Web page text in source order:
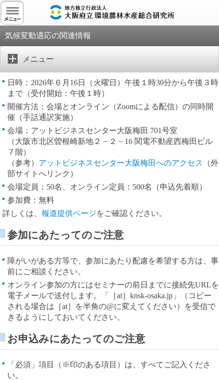
気候変動適応の関連情報
メニュー
日時：2026年６月16日（火曜日）午後１時30分から午後３時
まで（受付開始：午後１時）
開催方法：会場とオンライン（Zoomによる配信）の同時開
催（手話通訳実施）
会場：アットビジネスセンター大阪梅田 701号室
（大阪市北区曽根崎新地２－２－16 関電不動産西梅田ビル
７階）
（参考） アットビジネスセンター大阪梅田へのアクセス
（外
部サイトへリンク）
会場定員：50名、オンライン定員：500名（申込先着順）
参加費：無料
詳しくは、 報道提供ページをご確認ください。
参加にあたってのご注意
障がいがある方等で、参加にあたり配慮を希望する方は、事
前にご相談ください。
オンライン参加の方にはセミナーの前日までに接続先URLを
電子メールで送付します。「［at］knsk-osaka.jp」（コピー
される場合は［at］を半角の@に変えてください）を受信で
きるようにしておいてください。
お申込みにあたってのご注意
「必須」項目（※印のある項目）は、すべてご記入くださ
い。